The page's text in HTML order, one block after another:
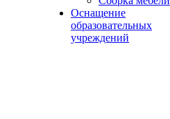
Оснащение
образовательных
учреждений